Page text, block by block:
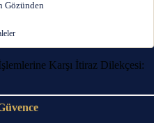
Gözünden
Karşı İtiraz Dilekçesi: